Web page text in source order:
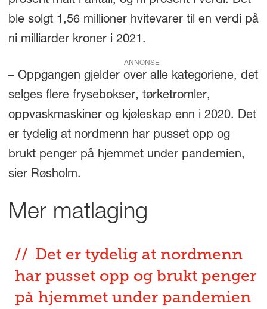
ble solgt 1,56 millioner hvitevarer til en verdi på
ni milliarder kroner i 2021.
ANNONSE
– Oppgangen gjelder over alle kategoriene, det
selges flere frysebokser, tørketromler,
oppvaskmaskiner og kjøleskap enn i 2020. Det
er tydelig at nordmenn har pusset opp og
brukt penger på hjemmet under pandemien,
sier Røsholm.
Mer matlaging
Det er tydelig at nordmenn
har pusset opp og brukt penger
på hjemmet under pandemien